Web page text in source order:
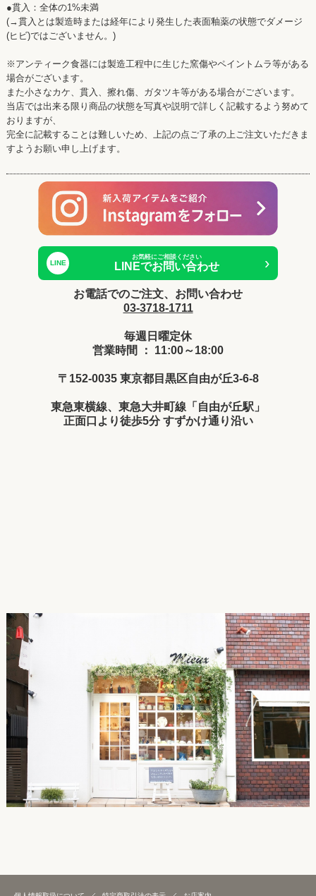
●貫入：全体の1%未満
(→貫入とは製造時または経年により発生した表面釉薬の状態でダメージ
(ヒビ)ではございません。)
※アンティーク食器には製造工程中に生じた窯傷やペイントムラ等がある
場合がございます。
また小さなカケ、貫入、擦れ傷、ガタツキ等がある場合がございます。
当店では出来る限り商品の状態を写真や説明で詳しく記載するよう努めて
おりますが、
完全に記載することは難しいため、上記の点ご了承の上ご注文いただきま
すようお願い申し上げます。
LINE
お気軽にご相談ください
LINEでお問い合わせ ›
お電話でのご注文、お問い合わせ
03-3718-1711
毎週日曜定休
営業時間 ： 11:00～18:00
〒152-0035 東京都目黒区自由が丘3-6-8
東急東横線、東急大井町線「自由が丘駅」
正面口より徒歩5分 すずかけ通り沿い